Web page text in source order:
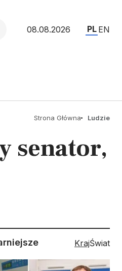
08.08.2026 PL EN
Strona Główna Ludzie
senator,
KrajŚwiat